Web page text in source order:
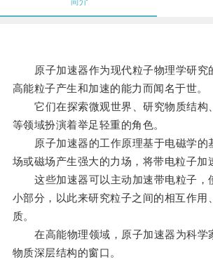
原子加速器作为现代粒子物理学研究
高能粒子产生和加速的能力而闻名于世。
它们在探索微观世界、研究物质结构
等领域扮演着举足轻重的角色。
原子加速器的工作原理基于电磁学的
场或磁场产生强大的力场，将带电粒子加
这些加速器可以主动加速带电粒子，
小部分，以此来研究粒子之间的相互作用
质。
在高能物理领域，原子加速器为科学
物质深层结构的窗口。